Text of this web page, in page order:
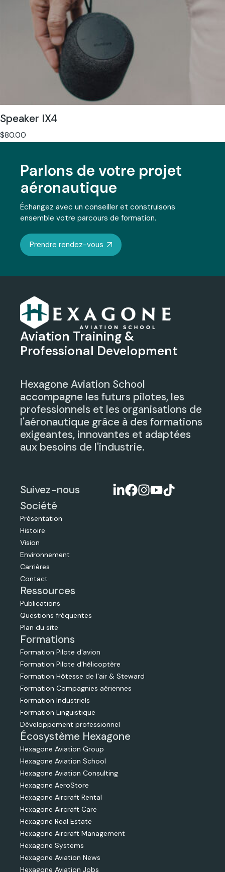
Speaker IX4
$80.00
Parlons de votre projet
aéronautique
Échangez avec un conseiller et construisons
ensemble votre parcours de formation.
Prendre rendez-vous
Aviation Training &
Professional Development
Hexagone Aviation School
accompagne les futurs pilotes, les
professionnels et les organisations de
l'aéronautique grâce à des formations
exigeantes, innovantes et adaptées
aux besoins de l'industrie.
Suivez-nous
Société
Présentation
Histoire
Vision
Environnement
Carrières
Contact
Ressources
Publications
Questions fréquentes
Plan du site
Formations
Formation Pilote d'avion
Formation Pilote d'hélicoptère
Formation Hôtesse de l'air & Steward
Formation Compagnies aériennes
Formation Industriels
Formation Linguistique
Développement professionnel
Écosystème Hexagone
Hexagone Aviation Group
Hexagone Aviation School
Hexagone Aviation Consulting
Hexagone AeroStore
Hexagone Aircraft Rental
Hexagone Aircraft Care
Hexagone Real Estate
Hexagone Aircraft Management
Hexagone Systems
Hexagone Aviation News
Hexagone Aviation Jobs